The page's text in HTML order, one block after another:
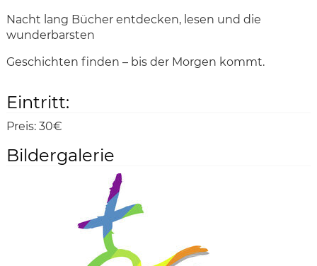
Nacht lang Bücher entdecken, lesen und die
wunderbarsten
Geschichten finden – bis der Morgen kommt.
Eintritt:
Preis: 30€
Bildergalerie